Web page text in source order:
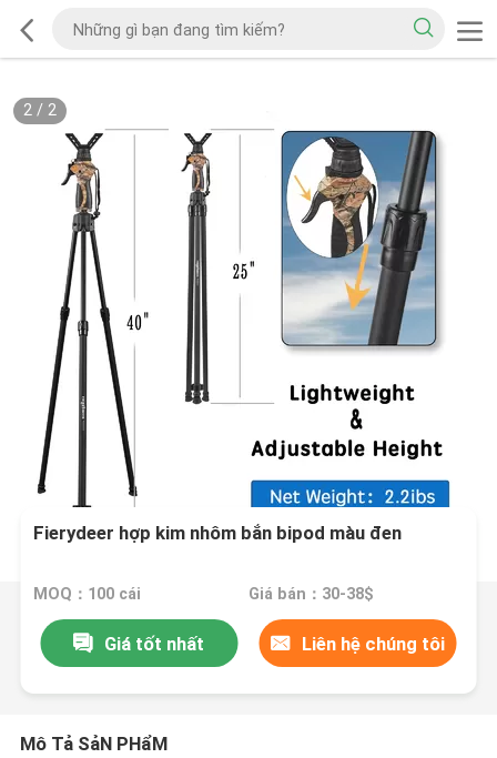
2/ 2
Fierydeer hợp kim nhôm bắn bipod màu đen
MOQ：100 cái Giá bán：30-38$
Giá tốt nhất Liên hệ chúng tôi
Mô Tả SảN PHẩM